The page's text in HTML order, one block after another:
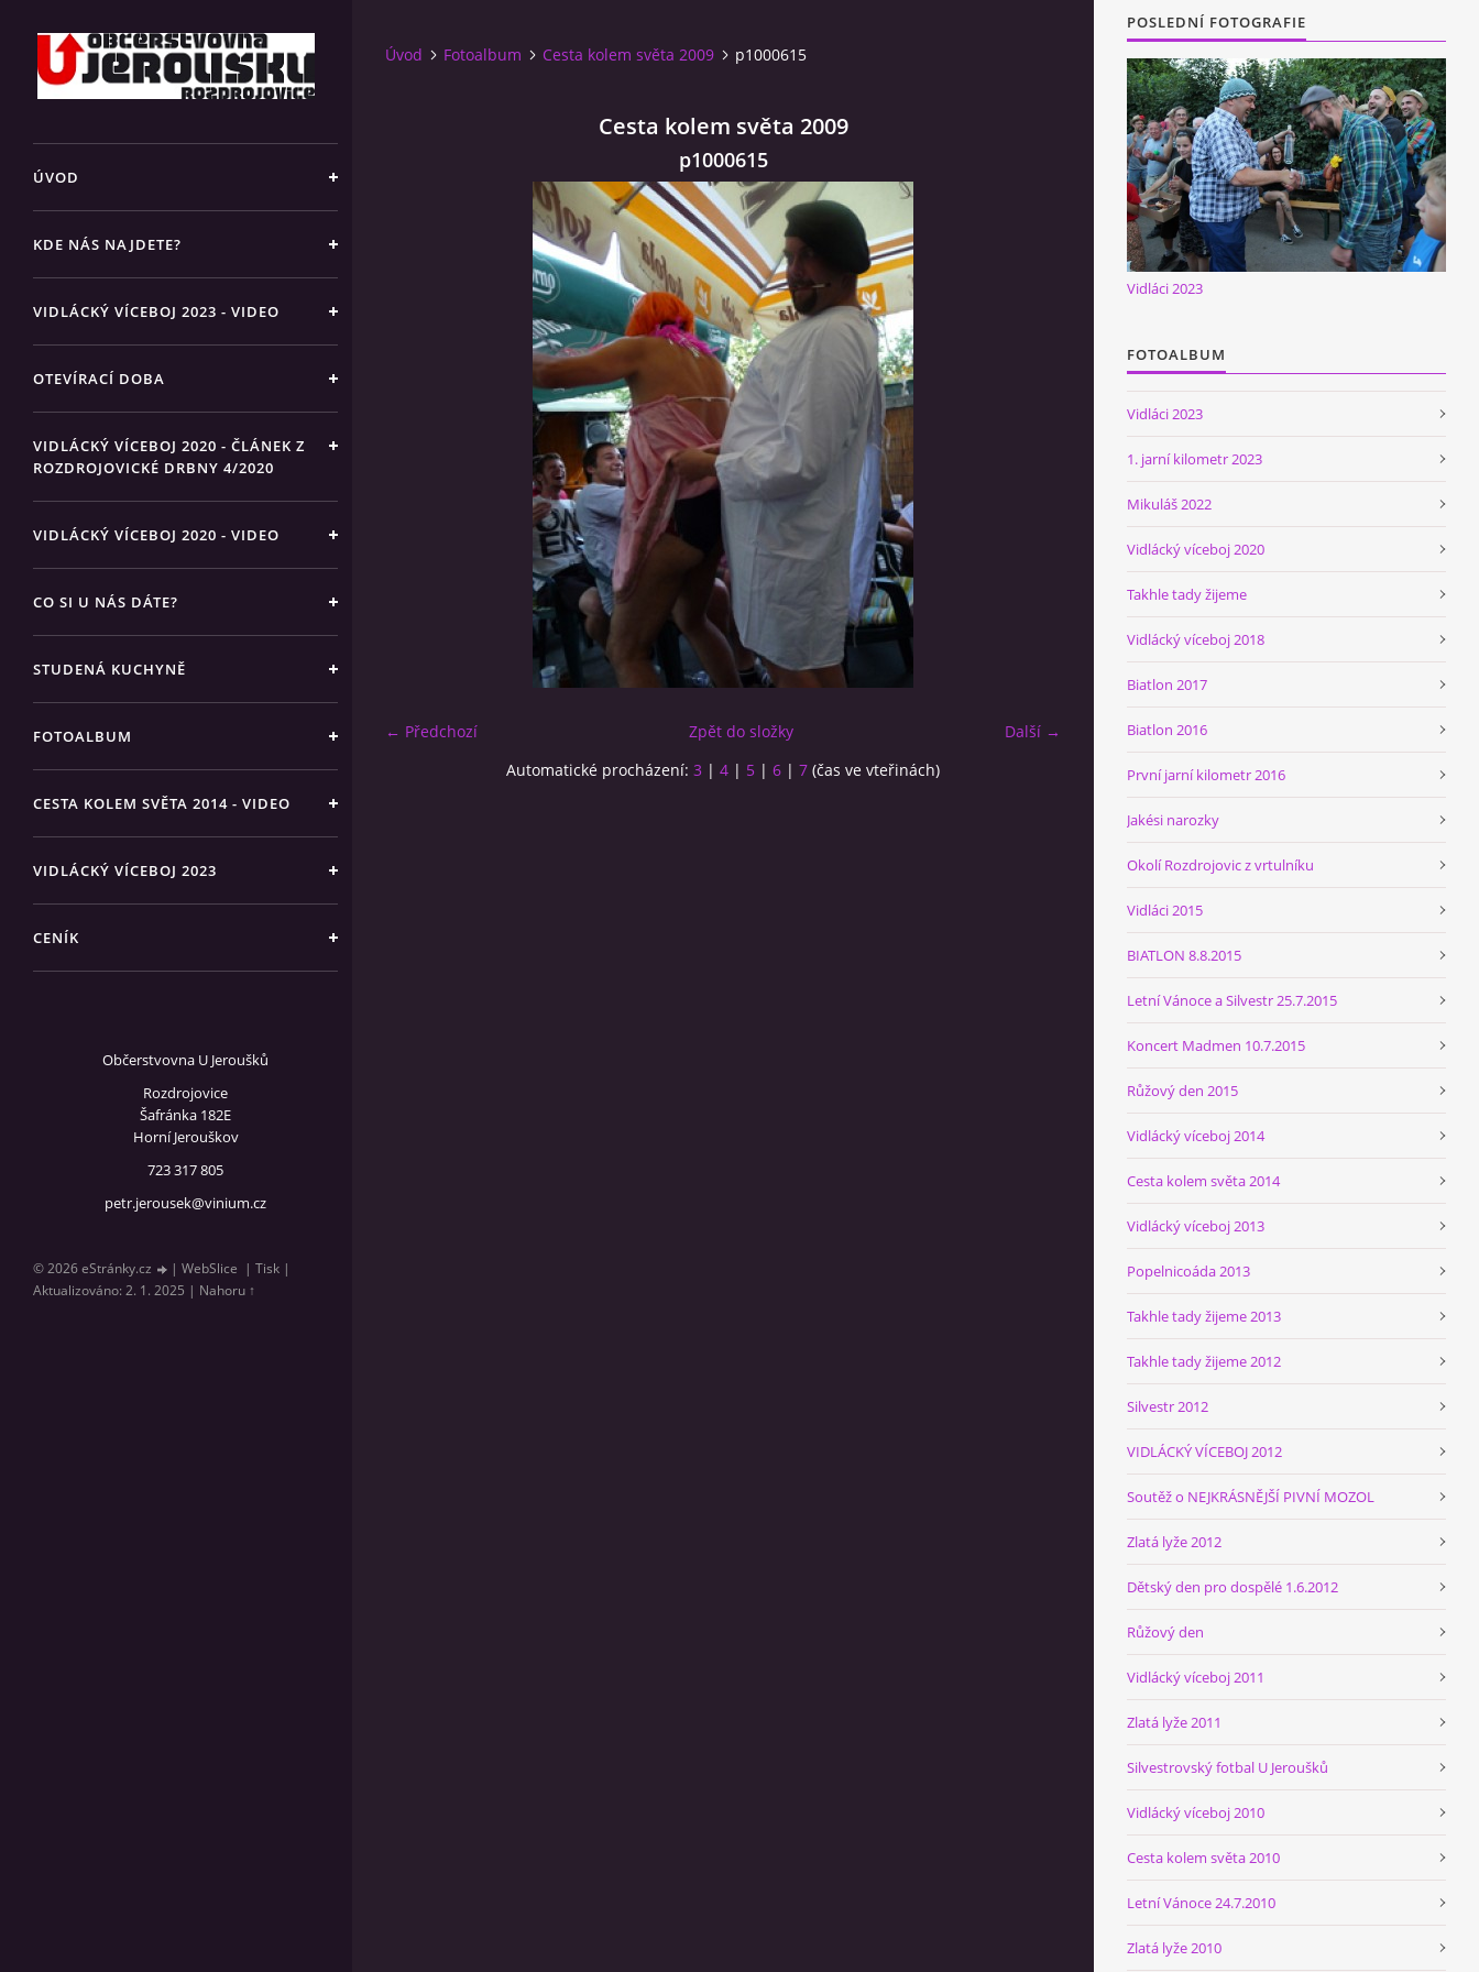
ÚVOD
KDE NÁS NAJDETE?
VIDLÁCKÝ VÍCEBOJ 2023 - VIDEO
OTEVÍRACÍ DOBA
VIDLÁCKÝ VÍCEBOJ 2020 - ČLÁNEK Z
ROZDROJOVICKÉ DRBNY 4/2020
VIDLÁCKÝ VÍCEBOJ 2020 - VIDEO
CO SI U NÁS DÁTE?
STUDENÁ KUCHYNĚ
FOTOALBUM
CESTA KOLEM SVĚTA 2014 - VIDEO
VIDLÁCKÝ VÍCEBOJ 2023
CENÍK
Občerstvovna U Jeroušků
Rozdrojovice
Šafránka 182E
Horní Jerouškov
723 317 805
petr.jerousek@vinium.cz
© 2026 eStránky.cz | WebSlice | Tisk |
Aktualizováno: 2. 1. 2025 | Nahoru ↑
Úvod Fotoalbum Cesta kolem světa 2009 p1000615
Cesta kolem světa 2009
p1000615
← Předchozí Další →
Zpět do složky
Automatické procházení: 3 | 4 | 5 | 6 | 7 (čas ve vteřinách)
POSLEDNÍ FOTOGRAFIE
Vidláci 2023
FOTOALBUM
Vidláci 2023
1. jarní kilometr 2023
Mikuláš 2022
Vidlácký víceboj 2020
Takhle tady žijeme
Vidlácký víceboj 2018
Biatlon 2017
Biatlon 2016
První jarní kilometr 2016
Jakési narozky
Okolí Rozdrojovic z vrtulníku
Vidláci 2015
BIATLON 8.8.2015
Letní Vánoce a Silvestr 25.7.2015
Koncert Madmen 10.7.2015
Růžový den 2015
Vidlácký víceboj 2014
Cesta kolem světa 2014
Vidlácký víceboj 2013
Popelnicoáda 2013
Takhle tady žijeme 2013
Takhle tady žijeme 2012
Silvestr 2012
VIDLÁCKÝ VÍCEBOJ 2012
Soutěž o NEJKRÁSNĚJŠÍ PIVNÍ MOZOL
Zlatá lyže 2012
Dětský den pro dospělé 1.6.2012
Růžový den
Vidlácký víceboj 2011
Zlatá lyže 2011
Silvestrovský fotbal U Jeroušků
Vidlácký víceboj 2010
Cesta kolem světa 2010
Letní Vánoce 24.7.2010
Zlatá lyže 2010